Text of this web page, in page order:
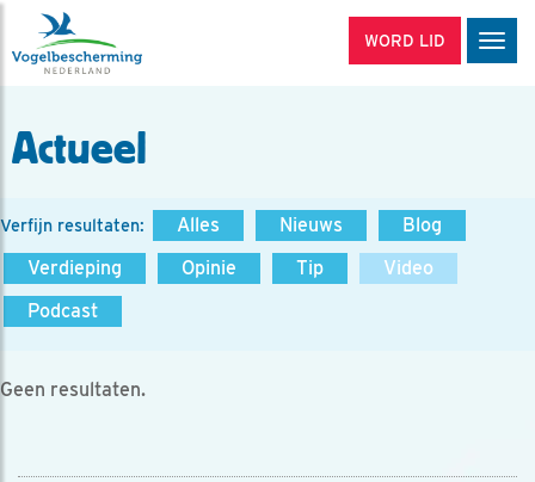
WORD LID
Actueel
Verfijn resultaten: Alles Nieuws
Blog
Verdieping
Opinie Tip
Video
Podcast
Geen resultaten.